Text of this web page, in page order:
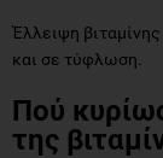
Έλλειψη
και σε τύφλωση.
Πού
της